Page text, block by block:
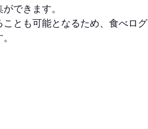
できます。
とも可能となるため、食べログ